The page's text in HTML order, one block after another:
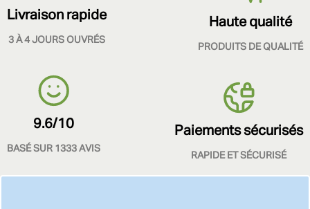
Livraison rapide
3 À 4 JOURS OUVRÉS
Haute qualité
PRODUITS DE QUALITÉ
9.6/10
BASÉ SUR 1333 AVIS
Paiements sécurisés
RAPIDE ET SÉCURISÉ